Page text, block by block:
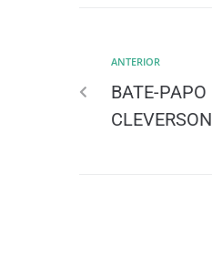
ANTERIOR
BATE-PAPO